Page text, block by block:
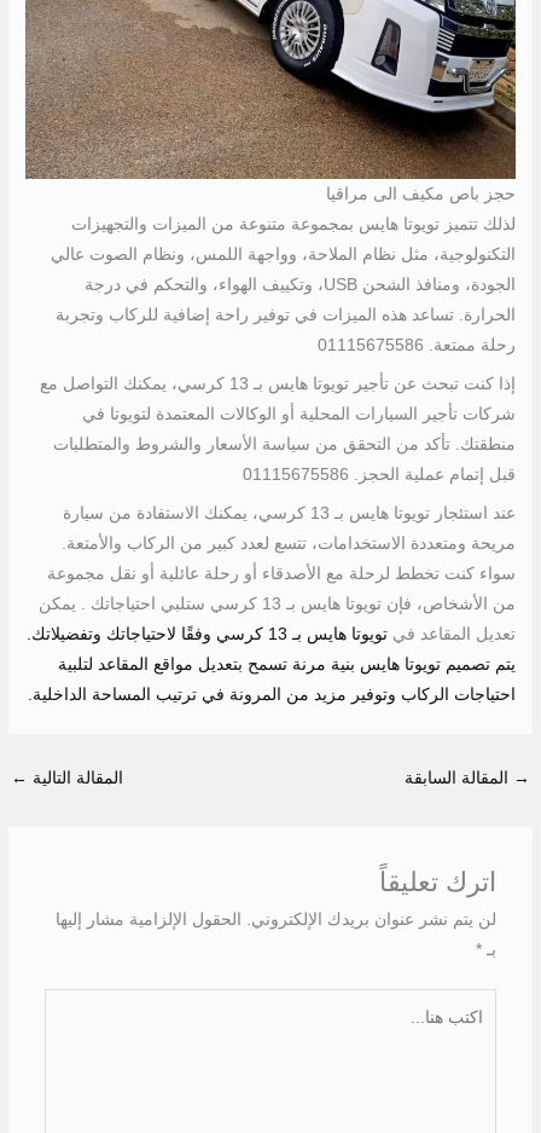
حجز باص مكيف الى مراقيا
لذلك تتميز تويوتا هايس بمجموعة متنوعة من الميزات والتجهيزات
التكنولوجية، مثل نظام الملاحة، وواجهة اللمس، ونظام الصوت عالي
الجودة، ومنافذ الشحن USB، وتكييف الهواء، والتحكم في درجة
الحرارة. تساعد هذه الميزات في توفير راحة إضافية للركاب وتجربة
رحلة ممتعة. 01115675586
إذا كنت تبحث عن تأجير تويوتا هايس بـ 13 كرسي، يمكنك التواصل مع
شركات تأجير السيارات المحلية أو الوكالات المعتمدة لتويوتا في
منطقتك. تأكد من التحقق من سياسة الأسعار والشروط والمتطلبات
قبل إتمام عملية الحجز. 01115675586
عند استئجار تويوتا هايس بـ 13 كرسي، يمكنك الاستفادة من سيارة
مريحة ومتعددة الاستخدامات، تتسع لعدد كبير من الركاب والأمتعة.
سواء كنت تخطط لرحلة مع الأصدقاء أو رحلة عائلية أو نقل مجموعة
من الأشخاص، فإن تويوتا هايس بـ 13 كرسي ستلبي احتياجاتك . يمكن
تعديل المقاعد في
تويوتا هايس بـ 13 كرسي وفقًا لاحتياجاتك وتفضيلاتك.
يتم تصميم تويوتا هايس بنية مرنة تسمح بتعديل مواقع المقاعد لتلبية
احتياجات الركاب وتوفير مزيد من المرونة في ترتيب المساحة الداخلية.
→ المقالة السابقة المقالة التالية ←
اترك تعليقاً
لن يتم نشر عنوان بريدك الإلكتروني.
الحقول الإلزامية مشار إليها
بـ *